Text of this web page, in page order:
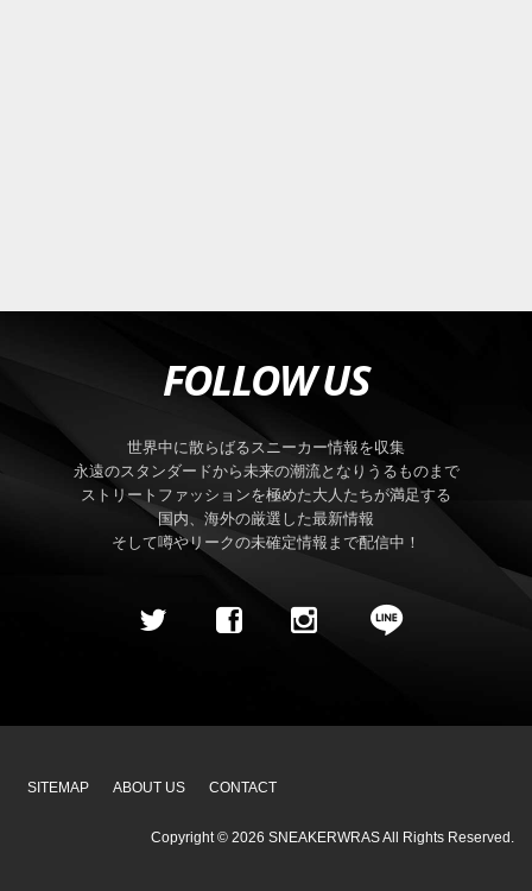
FOLLOW US
世界中に散らばるスニーカー情報を収集
永遠のスタンダードから未来の潮流となりうるものまで
ストリートファッションを極めた大人たちが満足する
国内、海外の厳選した最新情報
そして噂やリークの未確定情報まで配信中！
SITEMAP ABOUT US CONTACT
Copyright © 2026 SNEAKERWRASAll Rights Reserved.